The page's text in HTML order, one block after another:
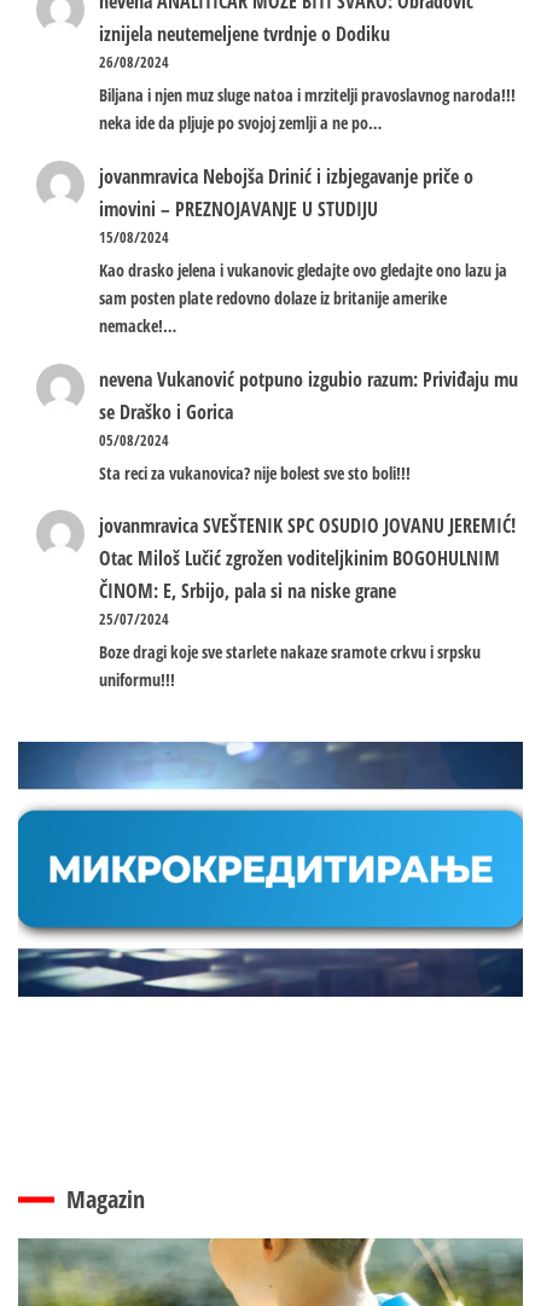
iznijela neutemeljene tvrdnje o Dodiku
26/08/2024
Biljana i njen muz sluge natoa i mrzitelji pravoslavnog naroda!!!
neka ide da pljuje po svojoj zemlji a ne po…
jovanmravica Nebojša Drinić i izbjegavanje priče o
imovini – PREZNOJAVANJE U STUDIJU
15/08/2024
Kao drasko jelena i vukanovic gledajte ovo gledajte ono lazu ja
sam posten plate redovno dolaze iz britanije amerike
nemacke!…
nevenaVukanović potpuno izgubio razum: Priviđaju mu
se Draško i Gorica
05/08/2024
Sta reci za vukanovica? nije bolest sve sto boli!!!
jovanmravicaSVEŠTENIK SPC OSUDIO JOVANU JEREMIĆ!
Otac Miloš Lučić zgrožen voditeljkinim BOGOHULNIM
ČINOM: E, Srbijo, pala si na niske grane
25/07/2024
Boze dragi koje sve starlete nakaze sramote crkvu i srpsku
uniformu!!!
Magazin